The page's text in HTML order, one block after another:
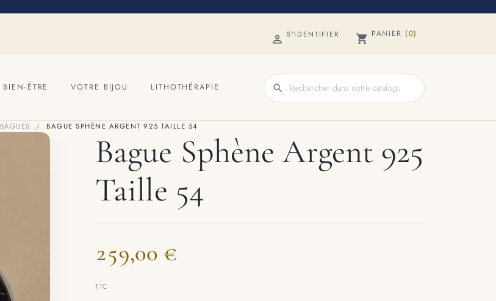
 S'IDENTIFIER shopping_cart PANIER (0)
BIEN-ÊTRE VOTRE BIJOU LITHOTHÉRAPIE search
BAGUES BAGUE SPHÈNE ARGENT 925 TAILLE 54
Bague Sphène Argent 925
Taille 54
259,00 €
TTC